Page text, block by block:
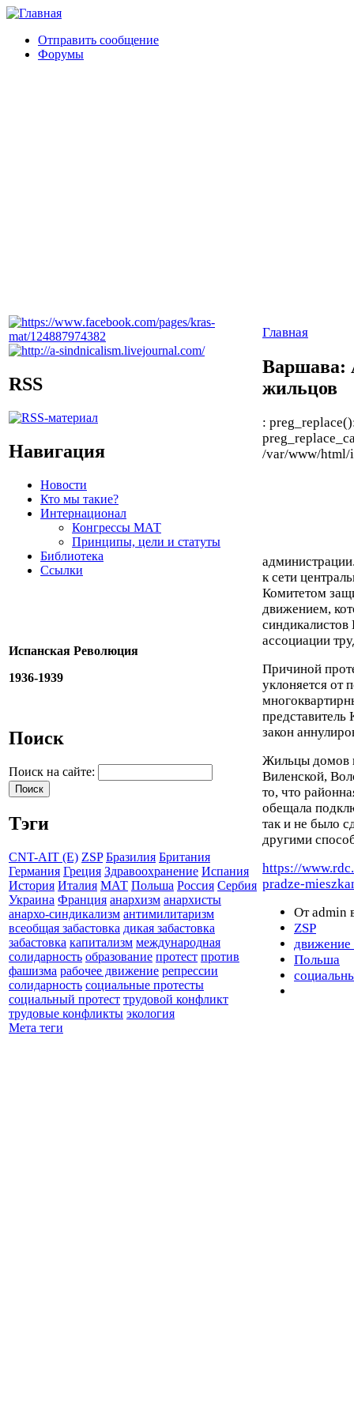
Отправить сообщение
Форумы
RSS
Навигация
Новости
Кто мы такие?
Интернационал
Конгрессы МАТ
Принципы, цели и статуты
Библиотека
Ссылки
Испанская Революция
1936-1939
Поиск
Поиск на сайте:
Тэги
CNT-AIT (E) ZSP Бразилия Британия
Германия Греция Здравоохранение Испания
История Италия МАТ Польша Россия Сербия
Украина Франция анархизм анархисты
анархо-синдикализм антимилитаризм
всеобщая забастовка дикая забастовка
забастовка капитализм международная
солидарность образование протест против
фашизма рабочее движение репрессии
солидарность социальные протесты
социальный протест трудовой конфликт
трудовые конфликты экология
Мета теги
Главная
Варшава:
жильцов
:
/var/www/html/
к сети
Комитетом
движением,
ассоциации
Причиной
уклоняется от
закон
Жильцы домов
Виленской,
то, что
обещала
так и не было
другими
https://
pradze-
От admin
ZSP
Польша